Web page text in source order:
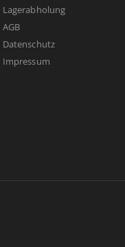
Lagerabholung
AGB
Datenschutz
Impressum